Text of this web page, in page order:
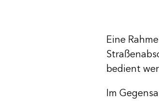
Eine
bedient
Im